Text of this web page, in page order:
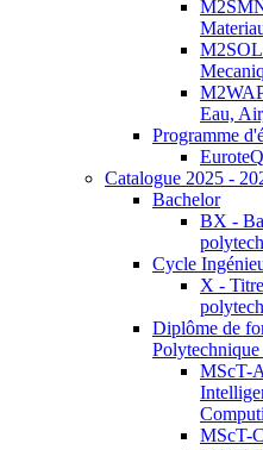
Eau,
Programme
Catalogue 2025 -
Bachelor
BX -
Cycle
X -
Diplôme de
MScT-
MScT-